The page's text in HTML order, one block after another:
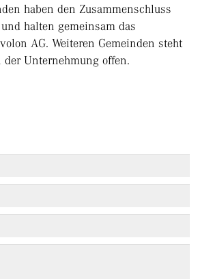
haben den Zusammenschluss
halten gemeinsam das
AG. Weiteren Gemeinden steht
Unternehmung offen.